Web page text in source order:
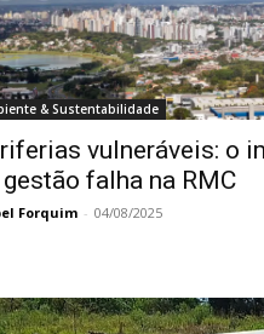
& Sustentabilidade
vulneráveis: o
falha na RMC
Forquim - 04/08/2025